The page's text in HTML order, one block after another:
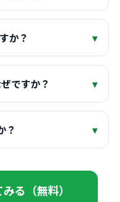
か？ ▾
ですか？ ▾
？ ▾
る（無料）